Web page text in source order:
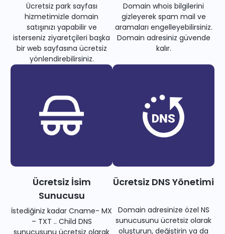
Ücretsiz park sayfası
hizmetimizle domain
satışınızı yapabilir ve
isterseniz ziyaretçileri başka
bir web sayfasına ücretsiz
yönlendirebilirsiniz.
Domain whois bilgilerini
gizleyerek spam mail ve
aramaları engelleyebilirsiniz.
Domain adresiniz güvende
kalır.
Ücretsiz İsim
Sunucusu
İstediğiniz kadar Cname- MX
– TXT .. Child DNS
sunucusunu ücretsiz olarak
Ücretsiz DNS Yönetimi
Domain adresinize özel NS
sunucusunu ücretsiz olarak
oluşturun, değiştirin ya da